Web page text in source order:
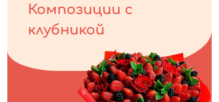
Композиции с
клубникой